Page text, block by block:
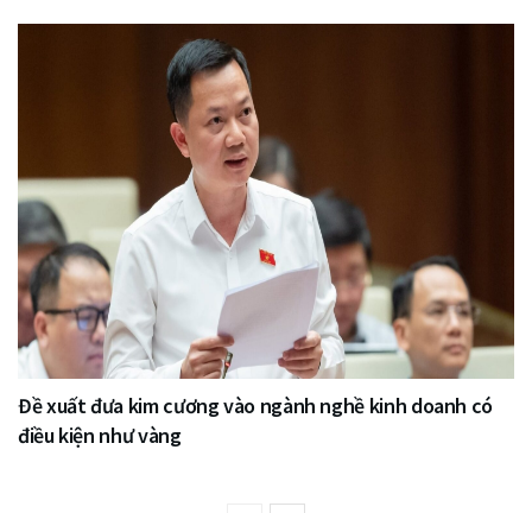
Đề xuất đưa kim cương vào ngành nghề kinh doanh có
điều kiện như vàng